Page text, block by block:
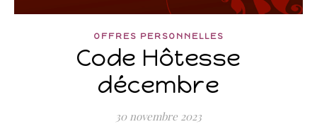
OFFRES PERSONNELLES
Code Hôtesse
décembre
30 novembre 2023